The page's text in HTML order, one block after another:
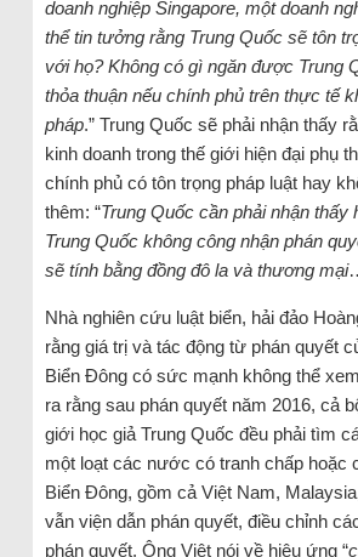
doanh nghiệp Singapore, một doanh
thể tin tưởng rằng Trung Quốc sẽ tôn
với họ? Không có gì ngăn được Trung
thỏa thuận nếu chính phủ trên thực tế
pháp.” Trung Quốc sẽ phải nhận thấy
kinh doanh trong thế giới hiện đại phụ
chính phủ có tôn trọng pháp luật hay
thêm: “Trung Quốc cần phải nhận thấy
Trung Quốc không công nhận phán
sẽ tính bằng đồng đô la và thương mại
Nhà nghiên cứu luật biển, hải đảo
rằng giá trị và tác động từ phán quyết
Biển Đông có sức mạnh không thể
ra rằng sau phán quyết năm 2016, cả
giới học giả Trung Quốc đều phải tìm
một loạt các nước có tranh chấp hoặc
Biển Đông, gồm cả Việt Nam,
vẫn viện dẫn phán quyết, điều chỉnh
phán quyết. Ông Việt nói về hiệu ứng “